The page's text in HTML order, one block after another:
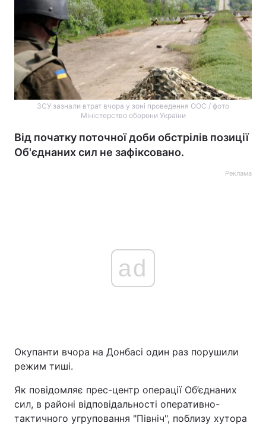
Головна Війна
Україна Політика
ЗСУ зазнали втрат вчора у зоні проведення ООС / фото
Міністерство оборони України
Від початку поточної доби обстрілів позиції
Об'єднаних сил не зафіксовано.
Реклама
ad
Окупанти вчора на Донбасі один раз порушили
режим тиші.
Як повідомляє прес-центр операції Об’єднаних
сил, в районі відповідальності оперативно-
тактичного угруповання "Північ", поблизу хутора